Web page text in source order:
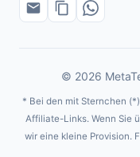
© 2026
* Bei den mit Sternchen
Affiliate-Links. Wenn Sie
wir eine kleine Provision.